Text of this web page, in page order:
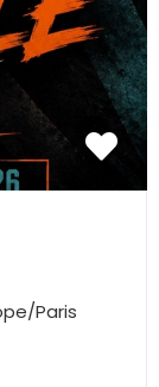
Paris